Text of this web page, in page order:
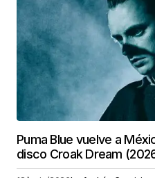
Puma Blue vuelve a
disco Croak Dream